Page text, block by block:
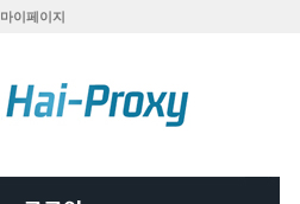
마이페이지